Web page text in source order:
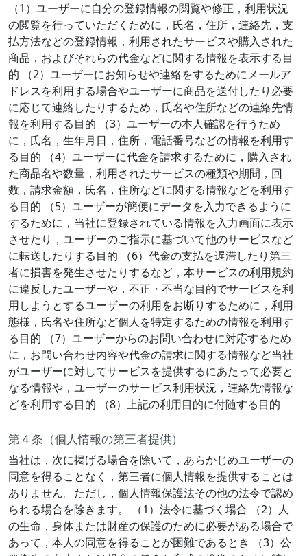
（1）ユーザーに自分の登録情報の閲覧や修正，利用状況
の閲覧を行っていただくために，氏名，住所，連絡先，支
払方法などの登録情報，利用されたサービスや購入された
商品，およびそれらの代金などに関する情報を表示する目
的 （2）ユーザーにお知らせや連絡をするためにメールア
ドレスを利用する場合やユーザーに商品を送付したり必要
に応じて連絡したりするため，氏名や住所などの連絡先情
報を利用する目的 （3）ユーザーの本人確認を行うため
に，氏名，生年月日，住所，電話番号などの情報を利用す
る目的 （4）ユーザーに代金を請求するために，購入され
た商品名や数量，利用されたサービスの種類や期間，回
数，請求金額，氏名，住所などに関する情報などを利用す
る目的 （5）ユーザーが簡便にデータを入力できるように
するために，当社に登録されている情報を入力画面に表示
させたり，ユーザーのご指示に基づいて他のサービスなど
に転送したりする目的 （6）代金の支払を遅滞したり第三
者に損害を発生させたりするなど，本サービスの利用規約
に違反したユーザーや，不正・不当な目的でサービスを利
用しようとするユーザーの利用をお断りするために，利用
態様，氏名や住所など個人を特定するための情報を利用す
る目的 （7）ユーザーからのお問い合わせに対応するため
に，お問い合わせ内容や代金の請求に関する情報など当社
がユーザーに対してサービスを提供するにあたって必要と
なる情報や，ユーザーのサービス利用状況，連絡先情報な
どを利用する目的 （8）上記の利用目的に付随する目的
第４条（個人情報の第三者提供）
当社は，次に掲げる場合を除いて，あらかじめユーザーの
同意を得ることなく，第三者に個人情報を提供することは
ありません。ただし，個人情報保護法その他の法令で認め
られる場合を除きます。 （1）法令に基づく場合 （2）人
の生命，身体または財産の保護のために必要がある場合で
あって，本人の同意を得ることが困難であるとき （3）公